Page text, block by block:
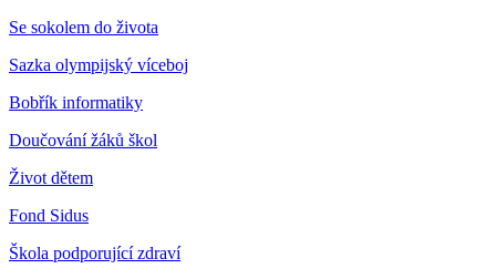
Se sokolem do života
Sazka olympijský víceboj
Bobřík informatiky
Doučování žáků škol
Život dětem
Fond Sidus
Škola podporující zdraví